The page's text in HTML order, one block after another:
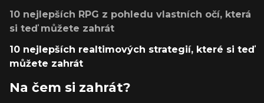
10 nejlepších RPG z pohledu vlastních očí, která
si teď můžete zahrát
10 nejlepších realtimových strategií, které si teď
můžete zahrát
Na čem si zahrát?